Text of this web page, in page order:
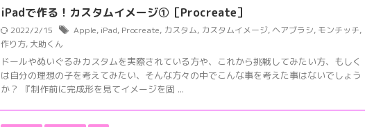
iPadで作る！カスタムイメージ①［Procreate］
2022/2/15 Apple, iPad, Procreate, カスタム, カスタムイメージ, ヘアブラシ, モンチッチ,
作り方, 大助くん
ドールやぬいぐるみカスタムを実際されている方や、これから挑戦してみたい方、もしく
は自分の理想の子を考えてみたい、そんな方々の中でこんな事を考えた事はないでしょう
か？ 『制作前に完成形を見てイメージを固 ...